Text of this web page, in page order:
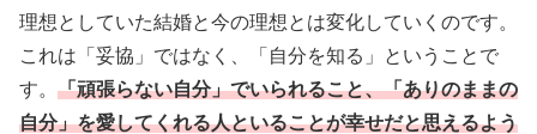
理想としていた結婚と今の理想とは変化していくのです。
これは「妥協」ではなく、「自分を知る」ということで
す。 「頑張らない自分」でいられること、「ありのままの
自分」を愛してくれる人といることが幸せだと思えるよう